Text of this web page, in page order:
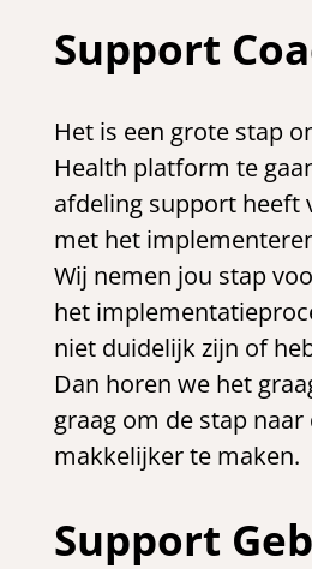
Support
Het is een grote stap
Health platform te
afdeling support heeft
met het
Wij nemen jou stap
het
niet duidelijk zijn of
Dan horen we het
graag om de stap naar
makkelijker te maken.
Support